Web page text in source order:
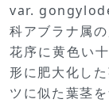
var.
科アブラナ属
花序に黄色い
形に肥大化し
ツに似た葉茎